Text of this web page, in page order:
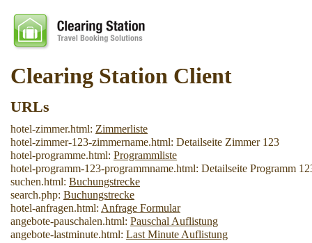
Clearing Station Client
URLs
hotel-zimmer.html: Zimmerliste
hotel-zimmer-123-zimmername.html: Detailseite Zimmer 123
hotel-programme.html: Programmliste
hotel-programm-123-programmname.html: Detailseite Programm
suchen.html: Buchungstrecke
search.php: Buchungstrecke
hotel-anfragen.html: Anfrage Formular
angebote-pauschalen.html: Pauschal Auflistung
angebote-lastminute.html: Last Minute Auflistung